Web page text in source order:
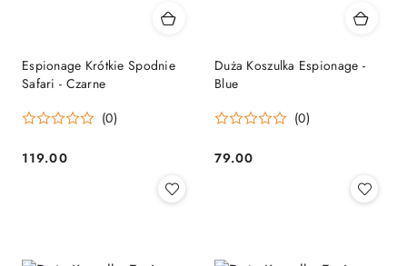
Espionage Krótkie Spodnie
Safari - Czarne
(0)
Cena:
119.00
Duża Koszulka Espionage -
Blue
(0)
Cena:
79.00